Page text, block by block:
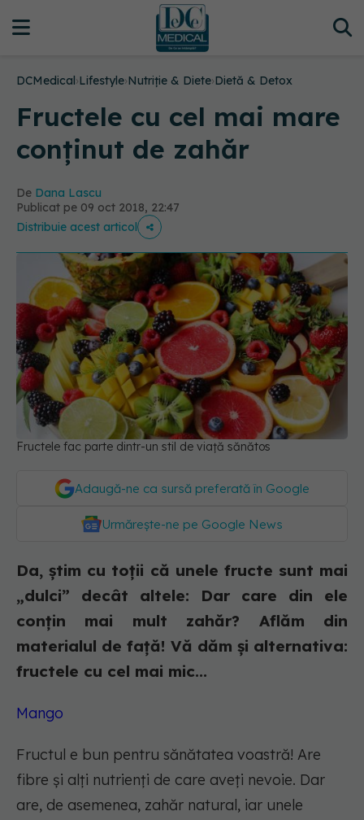
DCMedical›Lifestyle›Nutriție & Diete›Dietă & Detox
Fructele cu cel mai mare
conținut de zahăr
De Dana Lascu
Publicat pe 09 oct 2018, 22:47
Distribuie acest articol
Fructele fac parte dintr-un stil de viață sănătos
Adaugă-ne ca sursă preferată în Google
Urmărește-ne pe Google News
Da, știm cu toții că unele fructe sunt mai
„dulci” decât altele: Dar care din ele
conțin mai mult zahăr? Aflăm din
materialul de față! Vă dăm și alternativa:
fructele cu cel mai mic...
Mango
Fructul e bun pentru sănătatea voastră! Are
fibre și alți nutrienți de care aveți nevoie. Dar
are, de asemenea, zahăr natural, iar unele